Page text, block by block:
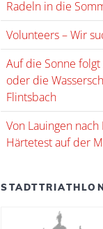
Radeln in die
Volunteers – Wir
Auf die Sonne
oder die
Flintsbach
Von Lauingen nach
Härtetest auf der